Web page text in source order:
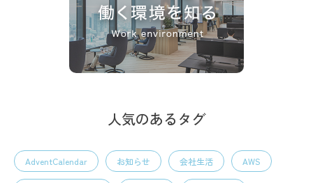
人気のあるタグ
AdventCalendar お知らせ 会社生活 AWS